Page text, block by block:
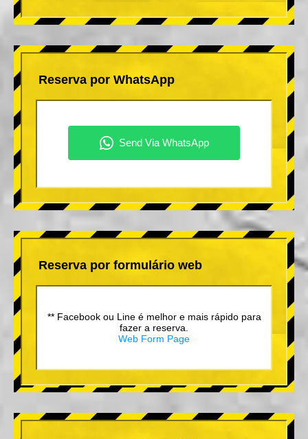
Reserva por WhatsApp
Reserva por formulário web
** Facebook ou Line é melhor e mais rápido para
fazer a reserva.
Web Form Page